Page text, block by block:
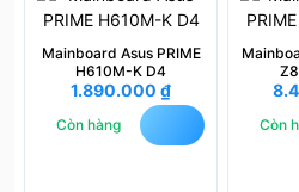
Mainboard Asus PRIME
H610M-K D4
1.890.000 ₫
Còn hàng Còn